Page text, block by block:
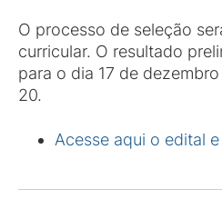
O processo de seleção
curricular. O resultado
para o dia 17 de
20.
Acesse aqui o edital